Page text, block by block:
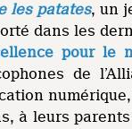
les patates, un
dans les
pour le
de
à leurs